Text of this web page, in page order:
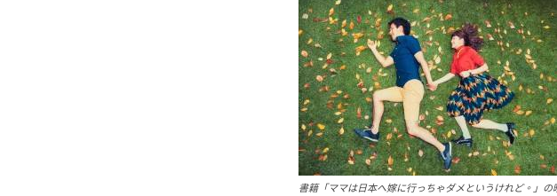
書籍「ママは日本へ嫁に行っちゃダメというけれど。」の